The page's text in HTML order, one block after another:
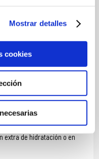
Mostrar detalles
cookies
actuar 10-15 minutos y
(2x2 ml):aplicar
(50 ml):aplicar tras
ml):alternar noches de
extra de hidratación o en